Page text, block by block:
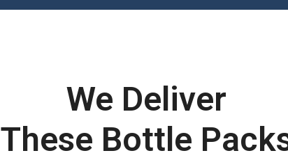
We Deliver
These Bottle